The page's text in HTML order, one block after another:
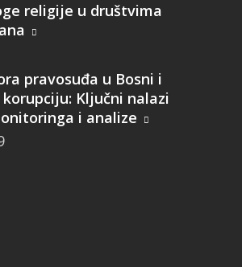
religije u društvima
pravosuđa u Bosni i
Ključni nalazi
i analize